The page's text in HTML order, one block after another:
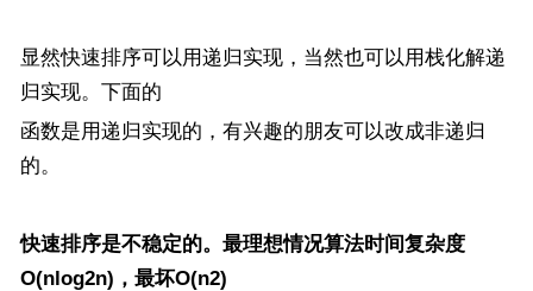
显然快速排序可以用递归实现，当然也可以用栈化解递
归实现。下面的
函数是用递归实现的，有兴趣的朋友可以改成非递归
的。
快速排序是不稳定的。最理想情况算法时间复杂度
O(nlog2n)，最坏O(n2)